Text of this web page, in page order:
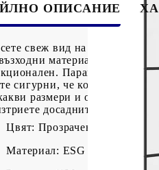
ОПИСАНИЕ
свеж вид на естетика
материали за
Параванът за
сигурни, че
размери и оформление.
досадните водни
Цвят: Прозрачен и черен
Материал: ESG (еднослойно